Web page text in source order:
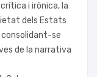
i irònica, la
dels Estats
consolidant-se
de la narrativa